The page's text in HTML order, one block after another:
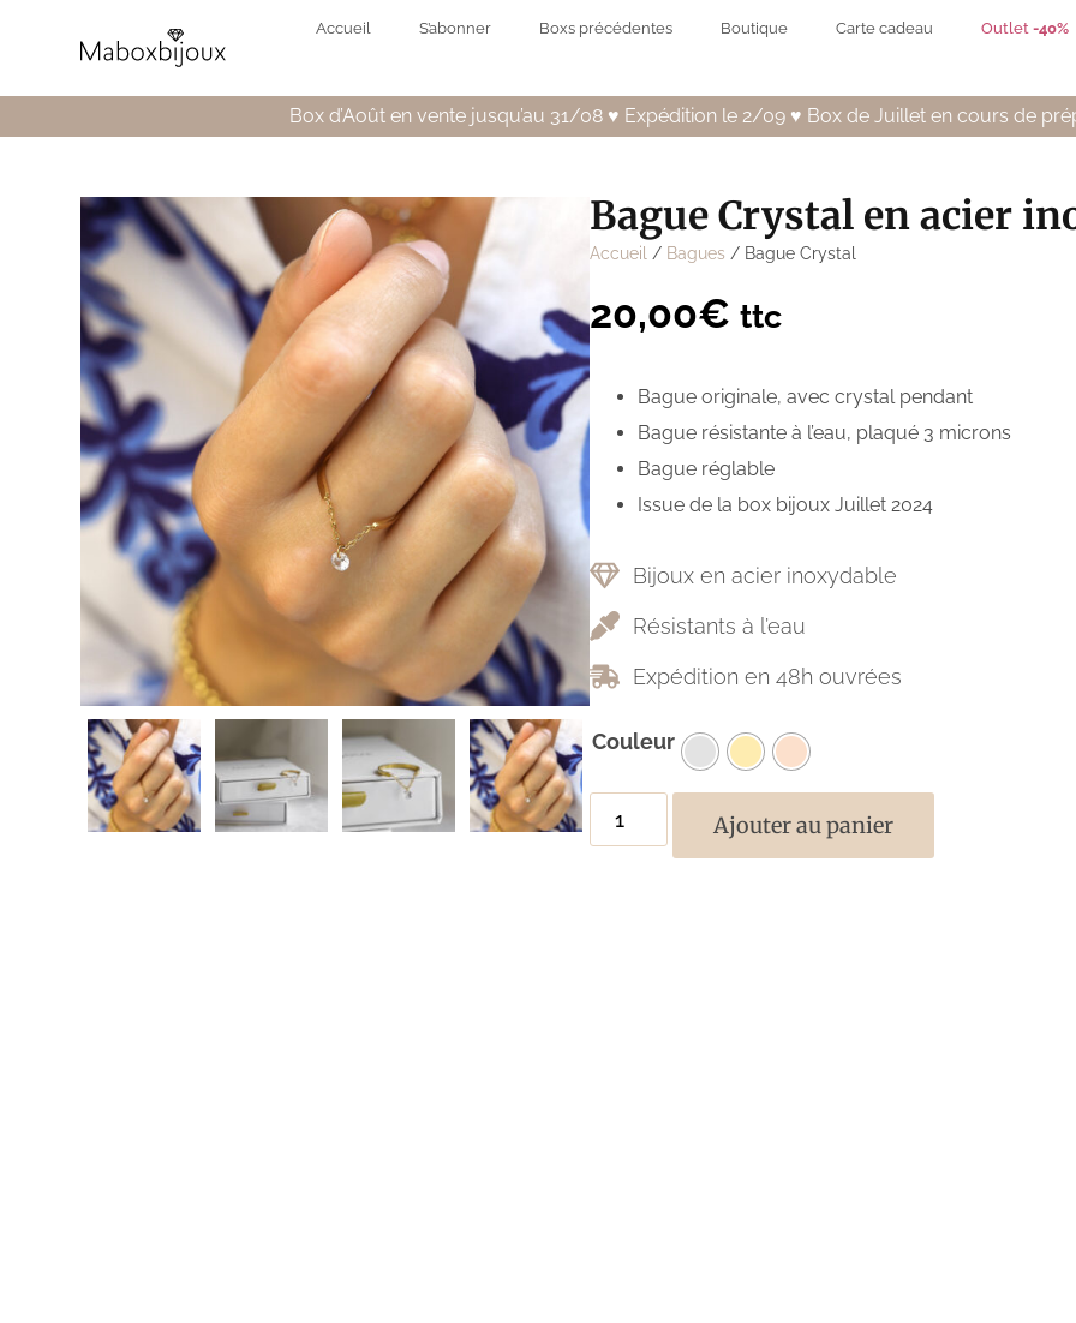
Accueil S’abonner Boxs précédentes Boutique Carte cadeau Outlet -40%
Box d’Août en vente jusqu’au 31/08 ♥️ Expédition le 2/09 ♥️ Box de Juillet en cours de
Bague Crystal en acier
Accueil / Bagues / Bague Crystal
20,00€ ttc
Bague originale, avec crystal pendant
Bague résistante à l’eau, plaqué 3 microns
Bague réglable
Issue de la box bijoux Juillet 2024
Bijoux en acier inoxydable
Résistants à l’eau
Expédition en 48h ouvrées
Couleur
Ajouter au panier